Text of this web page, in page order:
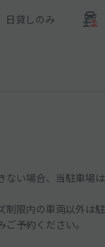
日貸しのみ
い場合、当駐車場
限内の車両以外は
予約ください。